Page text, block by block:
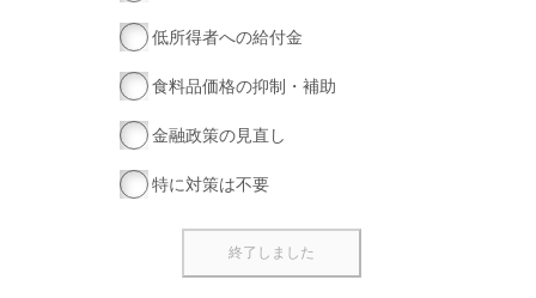
低所得者への給付金
食料品価格の抑制・補助
金融政策の見直し
特に対策は不要